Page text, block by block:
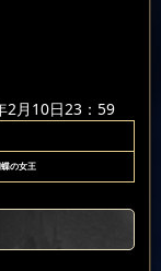
2月10日23：59
の女王